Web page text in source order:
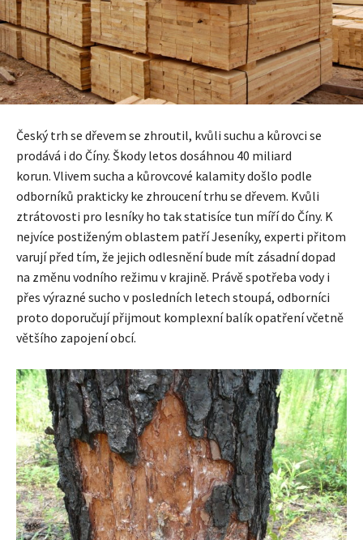
Český trh se dřevem se zhroutil, kvůli suchu a kůrovci se
prodává i do Číny. Škody letos dosáhnou 40 miliard
korun. Vlivem sucha a kůrovcové kalamity došlo podle
odborníků prakticky ke zhroucení trhu se dřevem. Kvůli
ztrátovosti pro lesníky ho tak statisíce tun míří do Číny. K
nejvíce postiženým oblastem patří Jeseníky, experti přitom
varují před tím, že jejich odlesnění bude mít zásadní dopad
na změnu vodního režimu v krajině. Právě spotřeba vody i
přes výrazné sucho v posledních letech stoupá, odborníci
proto doporučují přijmout komplexní balík opatření včetně
většího zapojení obcí.